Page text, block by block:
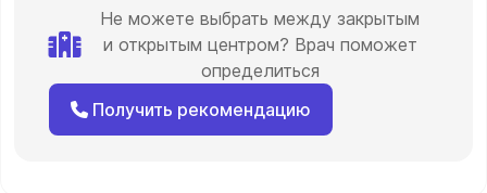
Не можете выбрать между закрытым
и открытым центром? Врач поможет
определиться
Получить рекомендацию